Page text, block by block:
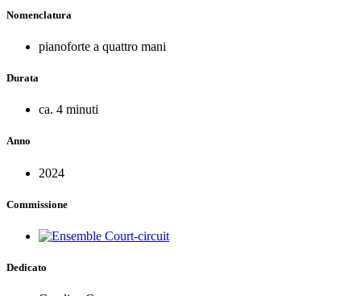
Nomenclatura
pianoforte a quattro mani
Durata
ca. 4 minuti
Anno
2024
Commissione
Dedicato